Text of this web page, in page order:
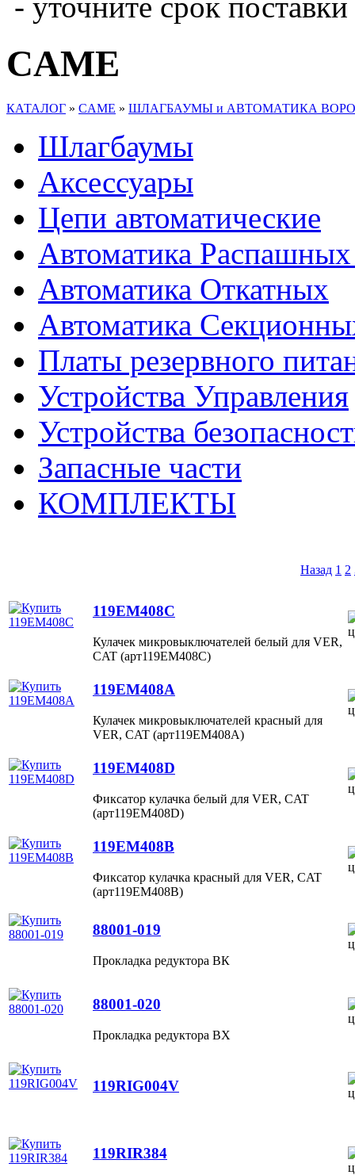
- уточните срок поставки
CAME
КАТАЛОГ » CAME » ШЛАГБАУМЫ и АВТОМАТИКА
Шлагбаумы
Аксессуары
Цепи автоматические
Автоматика Распашных
Автоматика Откатных
Автоматика
Платы резервного
Устройства Управления
Устройства
Запасные части
КОМПЛЕКТЫ
Назад 1 2
119EM408C
Кулачек микровыключателей белый для VER,
CAT (арт119EM408C)
119EM408A
Кулачек микровыключателей красный для
VER, CAT (арт119EM408A)
119EM408D
Фиксатор кулачка белый для VER, CAT
(арт119EM408D)
119EM408B
Фиксатор кулачка красный для VER, CAT
(арт119EM408B)
88001-019
Прокладка редуктора ВК
88001-020
Прокладка редуктора ВХ
119RIG004V
119RIR384